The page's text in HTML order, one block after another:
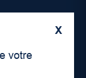
X
votre